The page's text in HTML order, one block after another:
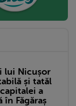
lui Nicușor
și tatăl
a
în Făgăraș